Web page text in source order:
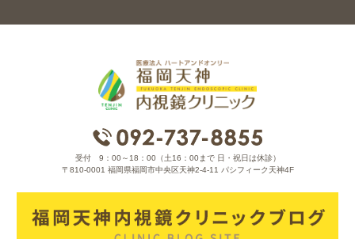
受付 9：00～18：00（土16：00まで 日・祝日は休診）
〒810-0001 福岡県福岡市中央区天神2-4-11 パシフィーク天神4F